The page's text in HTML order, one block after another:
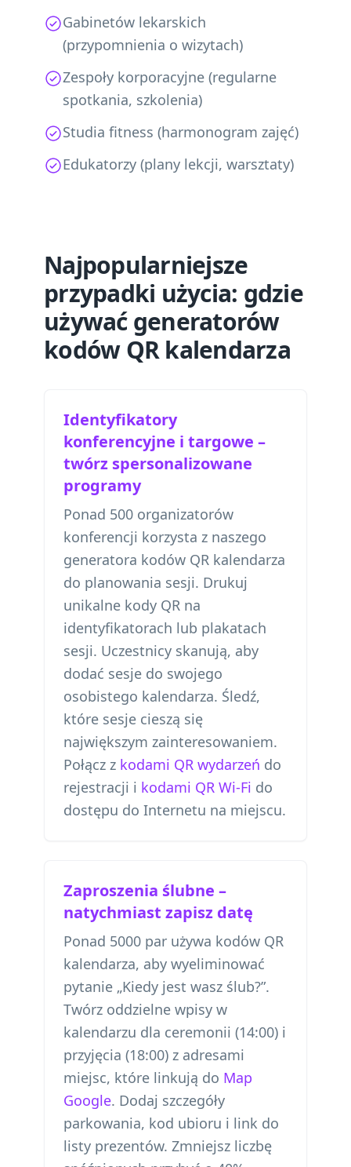
Gabinetów lekarskich
(przypomnienia o wizytach)
Zespoły korporacyjne (regularne
spotkania, szkolenia)
Studia fitness (harmonogram zajęć)
Edukatorzy (plany lekcji, warsztaty)
Najpopularniejsze
przypadki użycia: gdzie
używać generatorów
kodów QR kalendarza
Identyfikatory
konferencyjne i targowe –
twórz spersonalizowane
programy
Ponad 500 organizatorów
konferencji korzysta z naszego
generatora kodów QR kalendarza
do planowania sesji. Drukuj
unikalne kody QR na
identyfikatorach lub plakatach
sesji. Uczestnicy skanują, aby
dodać sesje do swojego
osobistego kalendarza. Śledź,
które sesje cieszą się
największym zainteresowaniem.
Połącz z kodami QR wydarzeń do
rejestracji i kodami QR Wi-Fi do
dostępu do Internetu na miejscu.
Zaproszenia ślubne –
natychmiast zapisz datę
Ponad 5000 par używa kodów QR
kalendarza, aby wyeliminować
pytanie „Kiedy jest wasz ślub?”.
Twórz oddzielne wpisy w
kalendarzu dla ceremonii (14:00) i
przyjęcia (18:00) z adresami
miejsc, które linkują do Map
Google. Dodaj szczegóły
parkowania, kod ubioru i link do
listy prezentów. Zmniejsz liczbę